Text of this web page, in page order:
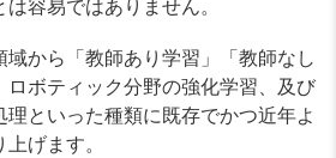
容易ではありません。
から「教師あり学習」「教師なし
ロボティック分野の強化学習、及び
といった種類に既存でかつ近年よ
げます。